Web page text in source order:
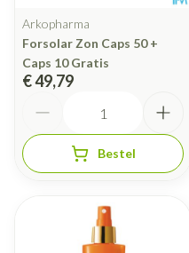
Arkopharma
Forsolar Zon Caps 50 +
Caps 10 Gratis
€ 49,79
Bestel